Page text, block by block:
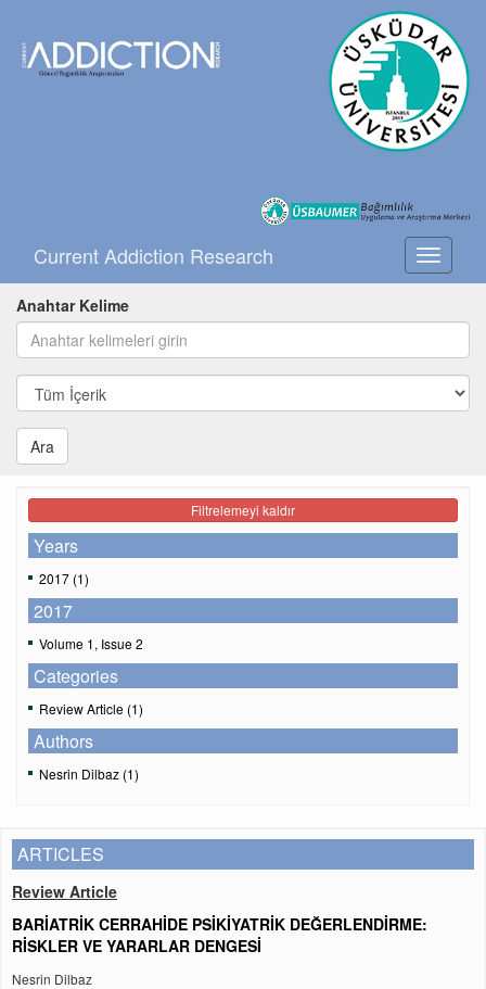
Toggle
Current Addiction Research
Anahtar Kelime
Ara
Filtrelemeyi kaldır
Years
2017 (1)
2017
Volume 1, Issue 2
Categories
Review Article (1)
Authors
Nesrin Dilbaz (1)
ARTICLES
Review Article
BARİATRİK CERRAHİDE PSİKİYATRİK DEĞERLENDİRME:
RİSKLER VE YARARLAR DENGESİ
Nesrin Dilbaz